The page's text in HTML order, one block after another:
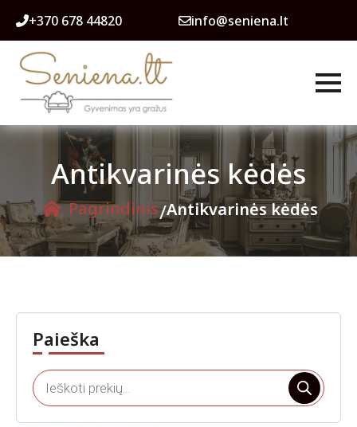
+370 678 44820 info@seniena.lt
Antikvarinės kėdės
Pagrindinis/Antikvarinės kėdės
Paieška
Products
search